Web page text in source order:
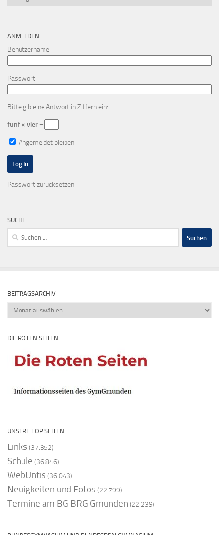
ANMELDEN
Benutzername
Passwort
Bitte gib eine Antwort in Ziffern ein:
fünf × vier =
Angemeldet bleiben
Passwort zurücksetzen
SUCHE:
Suchen
BEITRAGSARCHIV
Beitragsarchiv
DIE ROTEN SEITEN
UNSERE TOP SEITEN
Links (37.352)
Schule (36.846)
WebUntis (36.043)
Neuigkeiten und Fotos (22.799)
Termine am BG BRG Gmunden (22.239)